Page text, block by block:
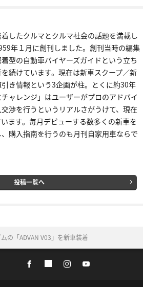
したクルマとクルマ社会の話題を満載し
年１月に創刊しました。創刊当時の編集
型の自動車バイヤーズガイドという立ち
続けています。現在は新車スクープ／新
き情報という3企画が柱。とくに約30年
ャレンジ」はユーザーがプロのアドバイ
渉を行うというリアルさがうけて、現在
ます。毎月デビューする数多くの新車を
購入指南を行うのも月刊自家用車ならで
投稿一覧へ
の「ADVAN V03」を新車装着